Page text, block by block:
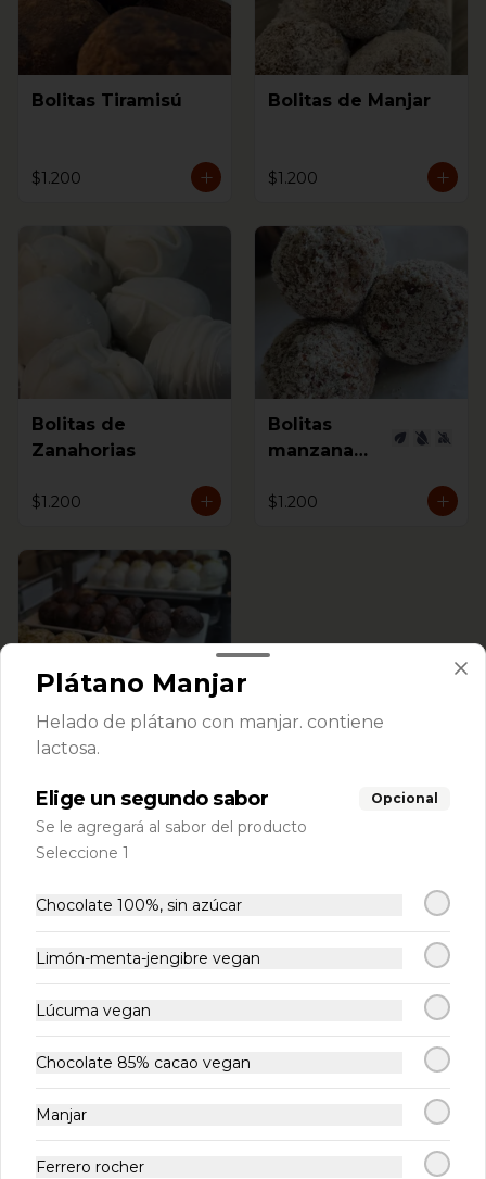
Bolitas Tiramisú
$1.200
Bolitas de Manjar
$1.200
Bolitas de
Zanahorias
$1.200
Bolitas
manzana
$1.200
PROMO BOLITAS
$6.000
Conócenos
Delivery
Plátano Manjar
Helado de plátano con manjar. contiene
lactosa.
Elige un segundo sabor Opcional
Se le agregará al sabor del producto
Seleccione 1
Chocolate 100%, sin azúcar
Limón-menta-jengibre vegan
Lúcuma vegan
Chocolate 85% cacao vegan
Manjar
Ferrero rocher